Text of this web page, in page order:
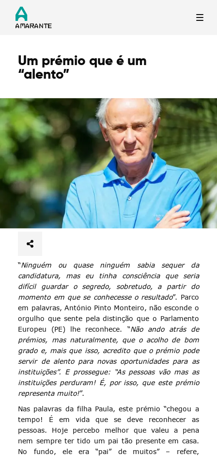
Termo de Pesquisa
Categorias gerais
Filtros
Um prémio que é um
“alento”
“Ninguém ou quase ninguém sabia sequer da
candidatura, mas eu tinha consciência que seria
difícil guardar o segredo, sobretudo, a partir do
momento em que se conhecesse o resultado”. Parco
em palavras, António Pinto Monteiro, não esconde o
orgulho que sente pela distinção que o Parlamento
Europeu (PE) lhe reconhece. “Não ando atrás de
prémios, mas naturalmente, que o acolho de bom
grado e, mais que isso, acredito que o prémio pode
servir de alento para novas oportunidades para as
instituições”. E prossegue: “As pessoas vão mas as
instituições perduram! É, por isso, que este prémio
representa muito!”.
Nas palavras da filha Paula, este prémio “chegou a
tempo! É em vida que se deve reconhecer as
pessoas. Hoje percebo melhor que valeu a pena
nem sempre ter tido um pai tão presente em casa.
No fundo, ele era “pai” de muitos” – refere,